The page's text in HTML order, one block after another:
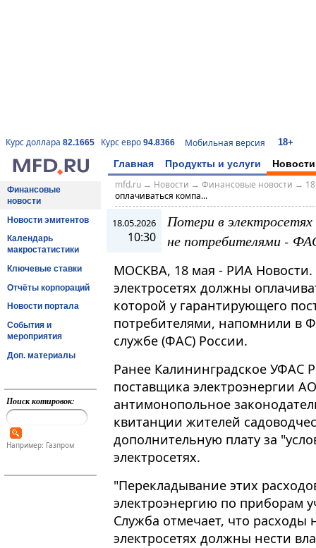
Курс доллара 82.1665 Курс евро 94.8366 Мобильная версия 18+
Главная Продукты и услуги Новости
Финансовые
новости
Новости эмитентов
Календарь
макростатистики
Ключевые ставки
Отчёты корпораций
Новости портала
События и
мероприятия
Доп. материалы
Поиск котировок:
Например: Газпром
mfd.ru→ Новости → Финансовые новости →
оплачиваться компа...
18.05.2026
10:30
Потери в
не потребителями -
МОСКВА, 18 мая - РИА Новости.
электросетях должны
которой у гарантирующего
потребителями, напомнили в
службе (ФАС) России.
Ранее Калининградское УФАС
поставщика электроэнергии
антимонопольное
квитанции жителей
дополнительную плату за
электросетях.
"Перекладывание этих
электроэнергию по приборам
Служба отмечает, что
электросетях должны нести